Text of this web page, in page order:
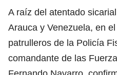
A raíz del atentado
Arauca y Venezuela, en
patrulleros de la Policía
comandante de las